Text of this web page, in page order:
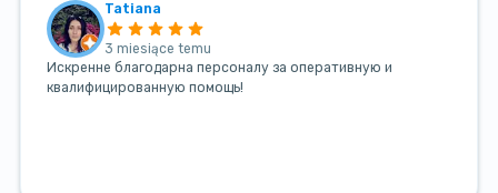
Tatiana
3 miesiące temu
Искренне благодарна персоналу за оперативную и
квалифицированную помощь!